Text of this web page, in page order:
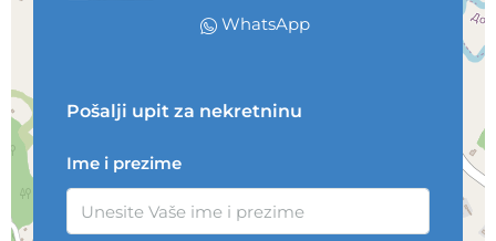
WhatsApp
Pošalji upit za nekretninu
Ime i prezime